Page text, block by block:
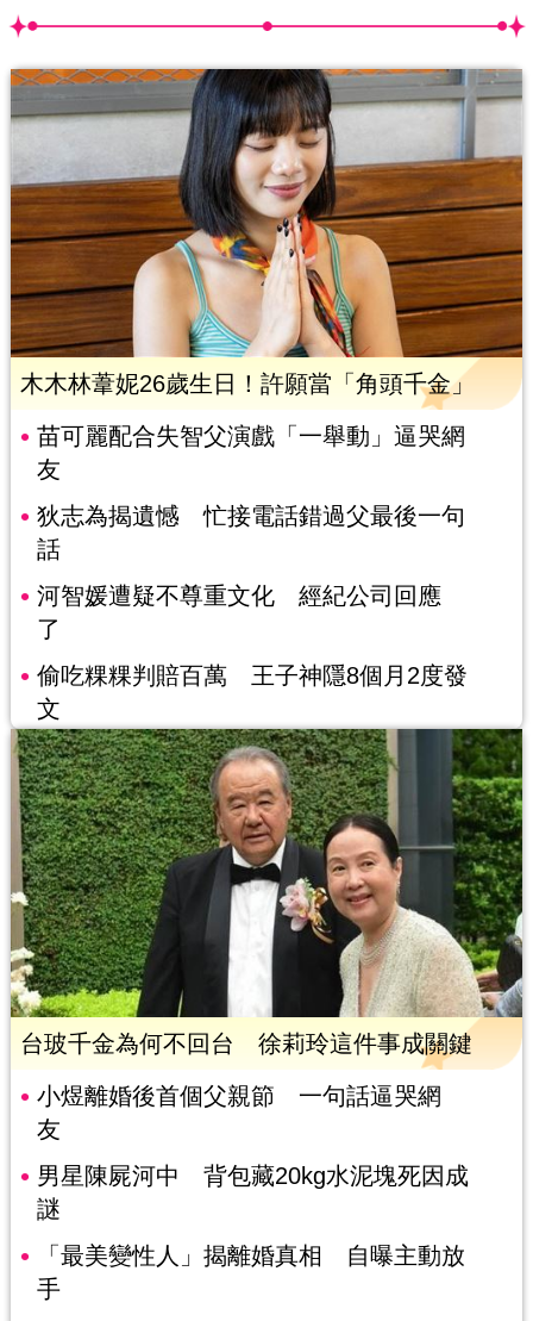
木木林葦妮26歲生日！許願當「角頭千金」
苗可麗配合失智父演戲「一舉動」逼哭網
友
狄志為揭遺憾 忙接電話錯過父最後一句
話
河智媛遭疑不尊重文化 經紀公司回應
了
偷吃粿粿判賠百萬 王子神隱8個月2度發
文
台玻千金為何不回台 徐莉玲這件事成關鍵
小煜離婚後首個父親節 一句話逼哭網
友
男星陳屍河中 背包藏20kg水泥塊死因成
謎
「最美變性人」揭離婚真相 自曝主動放
手